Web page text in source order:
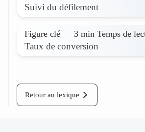
Suivi du défilement
Plus d'informations
Figure clé 3 min Temps de
Taux de conversion
Retour au lexique